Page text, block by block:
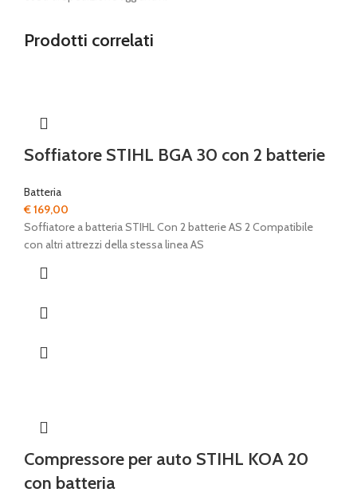
Prodotti correlati
Soffiatore STIHL BGA 30 con 2 batterie
Batteria
€169,00
Soffiatore a batteria STIHL Con 2 batterie AS 2 Compatibile
con altri attrezzi della stessa linea AS
Compressore per auto STIHL KOA 20
con batteria